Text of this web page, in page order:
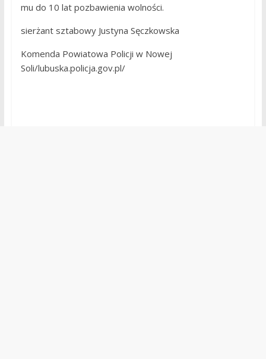
mu do 10 lat pozbawienia wolności.
sierżant sztabowy Justyna Sęczkowska
Komenda Powiatowa Policji w Nowej
Soli/lubuska.policja.gov.pl/